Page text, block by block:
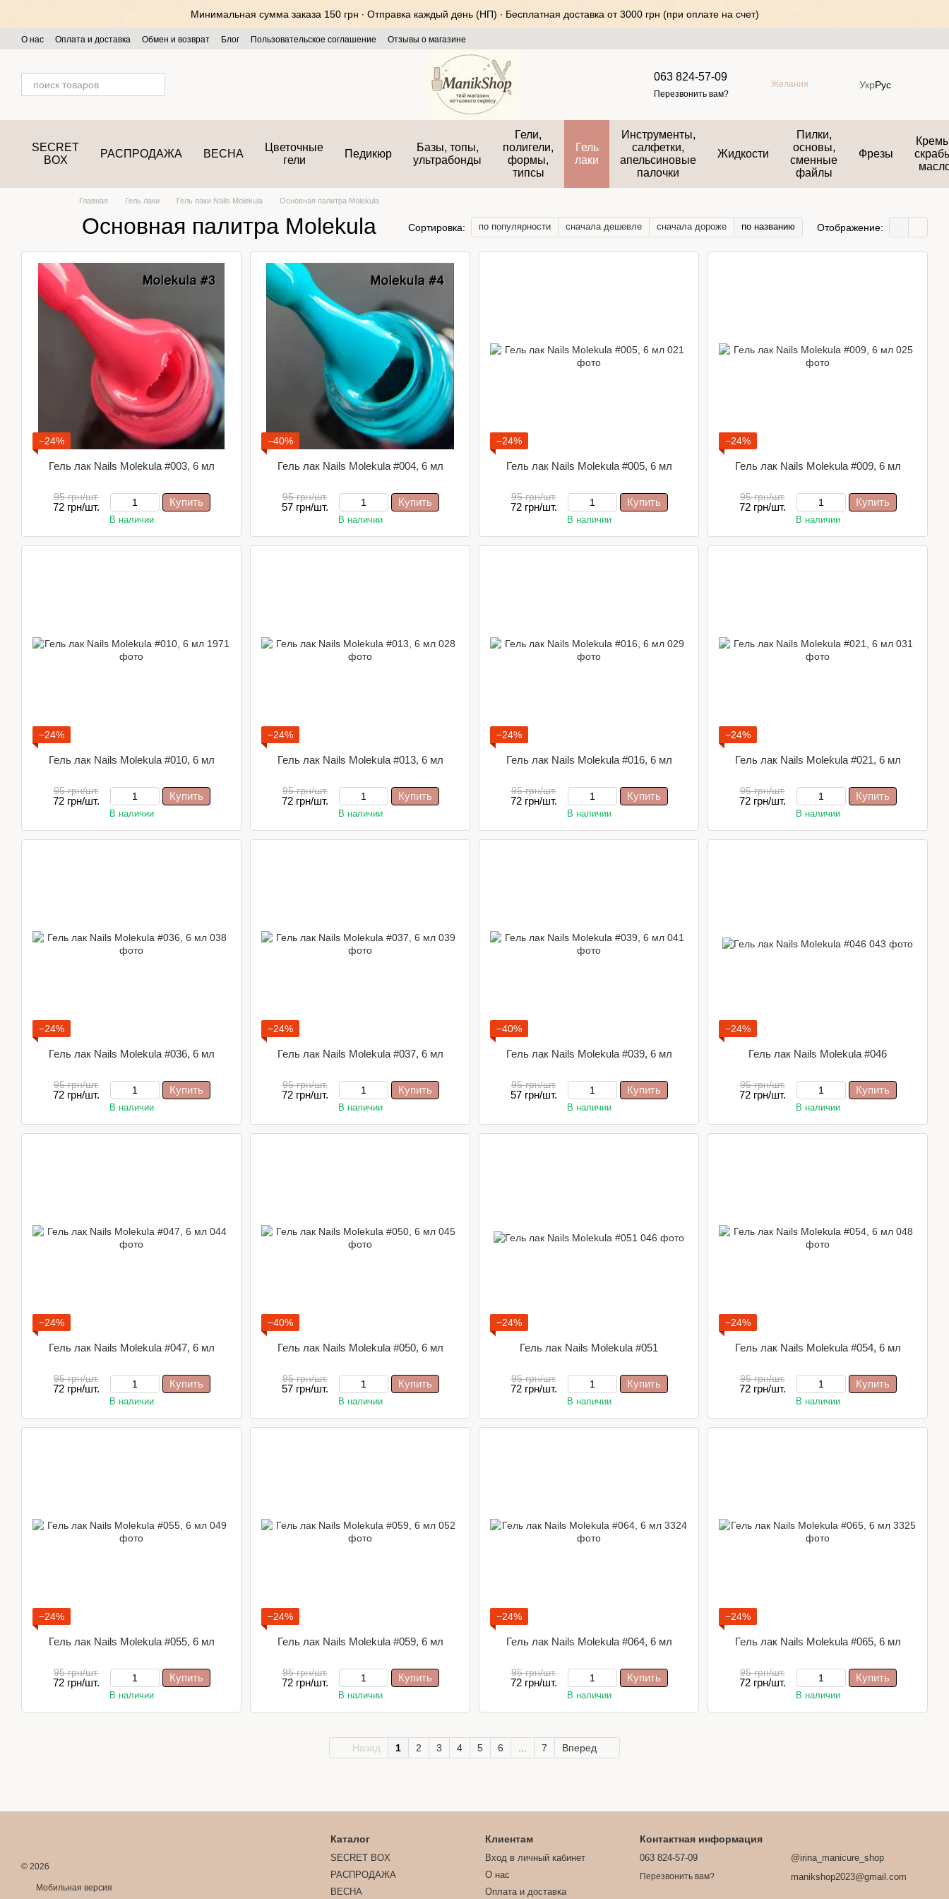
Минимальная сумма заказа 150 грн ∙ Отправка каждый день (НП) ∙ Бесплатная доставка от 3000 грн (при оплате на счет)
О нас Оплата и доставка Обмен и возврат Блог Пользовательское соглашение Отзывы о магазине
063 824-57-09
Перезвонить вам?
Желания УкрРус
SECRET
BOX
РАСПРОДАЖА ВЕСНА
Цветочные
гели
Педикюр
Базы, топы,
ультрабонды
Гели,
полигели,
формы,
типсы
Гель
лаки
Инструменты,
салфетки,
апельсиновые
палочки
Жидкости
Пилки,
основы,
сменные
файлы
Фрезы
Главная Гель лаки Гель лаки Nails Molekula Основная палитра Molekula
Основная палитра Molekula Сортировка: по популярности сначала дешевле сначала дороже по названию Отображение:
−24%
Гель лак Nails Molekula #003, 6 мл
95 грн/шт.
72 грн/шт. Купить
В наличии
−40%
Гель лак Nails Molekula #004, 6 мл
95 грн/шт.
57 грн/шт. Купить
В наличии
−24%
Гель лак Nails Molekula #005, 6 мл
95 грн/шт.
72 грн/шт. Купить
В наличии
−24%
Гель лак Nails Molekula #009, 6 мл
95 грн/шт.
72 грн/шт. Купить
В наличии
−24%
Гель лак Nails Molekula #010, 6 мл
95 грн/шт.
72 грн/шт. Купить
В наличии
−24%
Гель лак Nails Molekula #013, 6 мл
95 грн/шт.
72 грн/шт. Купить
В наличии
−24%
Гель лак Nails Molekula #016, 6 мл
95 грн/шт.
72 грн/шт. Купить
В наличии
−24%
Гель лак Nails Molekula #021, 6 мл
95 грн/шт.
72 грн/шт. Купить
В наличии
−24%
Гель лак Nails Molekula #036, 6 мл
95 грн/шт.
72 грн/шт. Купить
В наличии
−24%
Гель лак Nails Molekula #037, 6 мл
95 грн/шт.
72 грн/шт. Купить
В наличии
−40%
Гель лак Nails Molekula #039, 6 мл
95 грн/шт.
57 грн/шт. Купить
В наличии
−24%
Гель лак Nails Molekula #046
95 грн/шт.
72 грн/шт. Купить
В наличии
−24%
Гель лак Nails Molekula #047, 6 мл
95 грн/шт.
72 грн/шт. Купить
В наличии
−40%
Гель лак Nails Molekula #050, 6 мл
95 грн/шт.
57 грн/шт. Купить
В наличии
−24%
Гель лак Nails Molekula #051
95 грн/шт.
72 грн/шт. Купить
В наличии
−24%
Гель лак Nails Molekula #054, 6 мл
95 грн/шт.
72 грн/шт. Купить
В наличии
−24%
Гель лак Nails Molekula #055, 6 мл
95 грн/шт.
72 грн/шт. Купить
В наличии
−24%
Гель лак Nails Molekula #059, 6 мл
95 грн/шт.
72 грн/шт. Купить
В наличии
−24%
Гель лак Nails Molekula #064, 6 мл
95 грн/шт.
72 грн/шт. Купить
В наличии
−24%
Гель лак Nails Molekula #065, 6 мл
95 грн/шт.
72 грн/шт. Купить
В наличии
Назад 1 2 3 4 5 6 7 Вперед
© 2026
Мобильная версия
Каталог
SECRET BOX
РАСПРОДАЖА
ВЕСНА
Клиентам
Вход в личный кабинет
О нас
Оплата и доставка
Контактная информация
063 824-57-09
Перезвонить вам?
@irina_manicure_shop
manikshop2023@gmail.com